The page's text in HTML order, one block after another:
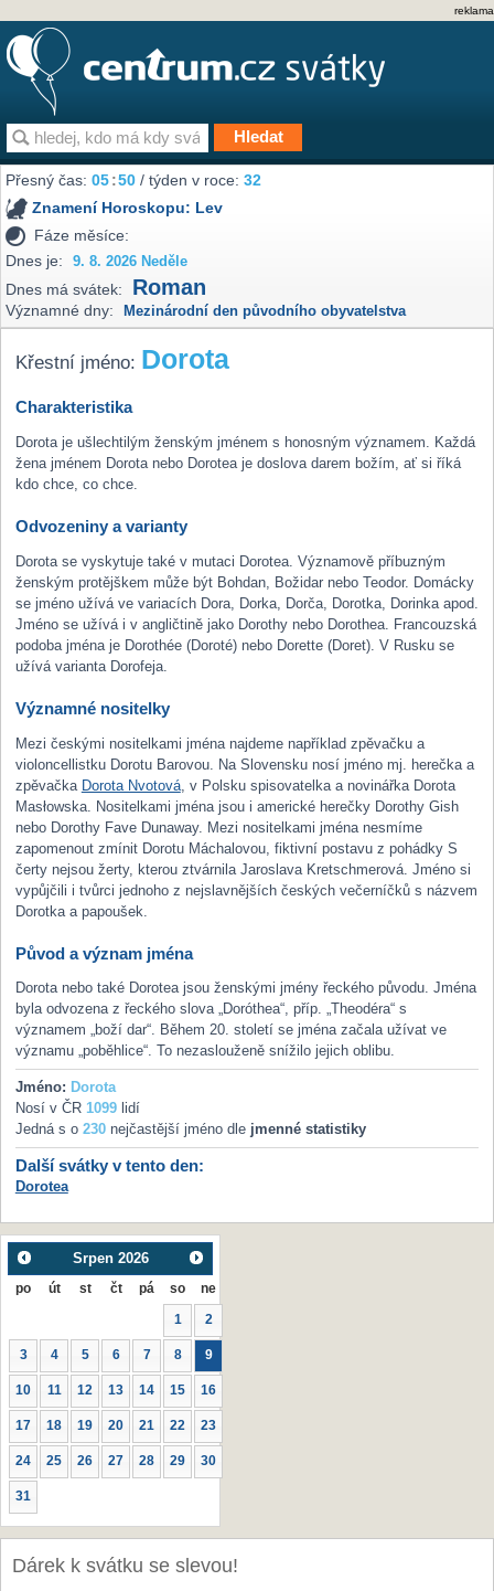
reklama
Přesný čas:05:50 / týden v roce:32
Znamení Horoskopu: Lev
Fáze měsíce:
Dnes je:
9. 8. 2026 Neděle
Dnes má svátek: Roman
Významné dny: Mezinárodní den původního obyvatelstva
Křestní jméno: Dorota
Charakteristika
Dorota je ušlechtilým ženským jménem s honosným významem. Každá
žena jménem Dorota nebo Dorotea je doslova darem božím, ať si říká
kdo chce, co chce.
Odvozeniny a varianty
Dorota se vyskytuje také v mutaci Dorotea. Významově příbuzným
ženským protějškem může být Bohdan, Božidar nebo Teodor. Domácky
se jméno užívá ve variacích Dora, Dorka, Dorča, Dorotka, Dorinka apod.
Jméno se užívá i v angličtině jako Dorothy nebo Dorothea. Francouzská
podoba jména je Dorothée (Doroté) nebo Dorette (Doret). V Rusku se
užívá varianta Dorofeja.
Významné nositelky
Mezi českými nositelkami jména najdeme například zpěvačku a
violoncellistku Dorotu Barovou. Na Slovensku nosí jméno mj. herečka a
zpěvačka Dorota Nvotová, v Polsku spisovatelka a novinářka Dorota
Masłowska. Nositelkami jména jsou i americké herečky Dorothy Gish
nebo Dorothy Fave Dunaway. Mezi nositelkami jména nesmíme
zapomenout zmínit Dorotu Máchalovou, fiktivní postavu z pohádky S
čerty nejsou žerty, kterou ztvárnila Jaroslava Kretschmerová. Jméno si
vypůjčili i tvůrci jednoho z nejslavnějších českých večerníčků s názvem
Dorotka a papoušek.
Původ a význam jména
Dorota nebo také Dorotea jsou ženskými jmény řeckého původu. Jména
byla odvozena z řeckého slova „Doróthea“, příp. „Theodéra“ s
významem „boží dar“. Během 20. století se jména začala užívat ve
významu „poběhlice“. To nezaslouženě snížilo jejich oblibu.
Jméno: Dorota
Nosí v ČR 1099lidí
Jedná s o 230nejčastější jméno dle jmenné statistiky
Další svátky v tento den:
Dorotea
Srpen 2026
po út st čt pá so ne
1 2
3 4 5 6 7 8 9
10 11 12 13 14 15 16
17 18 19 20 21 22 23
24 25 26 27 28 29 30
31
Dárek k svátku se slevou!